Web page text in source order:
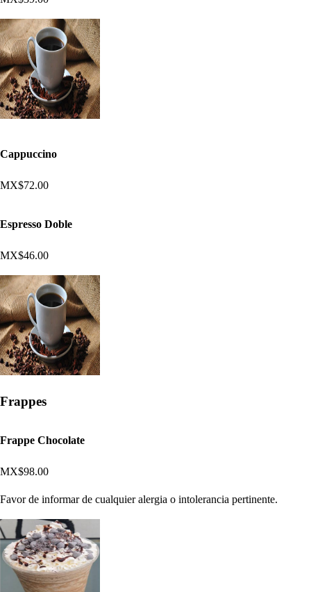
Cappuccino
MX$72.00
Espresso Doble
MX$46.00
Frappes
Frappe Chocolate
MX$98.00
Favor de informar de cualquier alergia o intolerancia pertinente.